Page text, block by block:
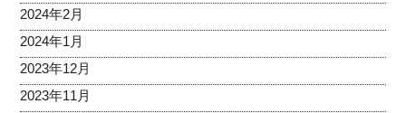
2024年2月
2024年1月
2023年12月
2023年11月